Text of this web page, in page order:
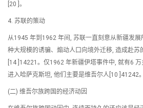
[20 ]。
4. 苏联的策动
从1945 年到1962 年间, 苏联一直刻意从新疆发展
种大规模的诱骗、煽动人口向境外迁移, 造成赴苏
[14 ]14221。仅1962 年新疆伊塔事件中, 就有6
进入哈萨克斯坦, 他们主要是维吾尔人[10 ]41242。
(二) 维吾尔族跨国的经济动因